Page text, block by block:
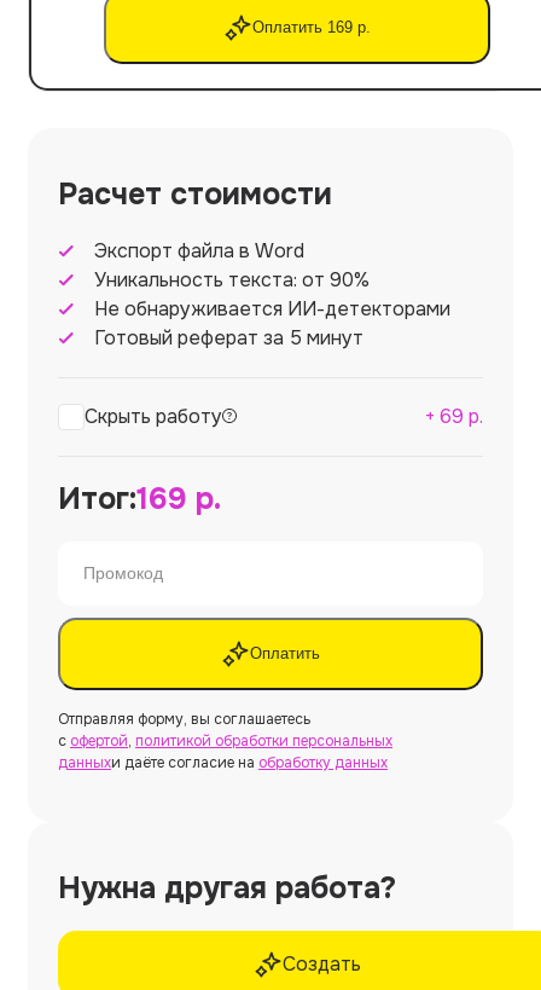
Оплатить 169 р.
Расчет стоимости
Экспорт файла в Word
Уникальность текста: от 90%
Не обнаруживается ИИ-детекторами
Готовый реферат за 5 минут
Скрыть работу + 69 р.
Итог:169 р.
Оплатить
Отправляя форму, вы соглашаетесь
с офертой, политикой обработки персональных
данныхи даёте согласие на обработку данных
Нужна другая работа?
Создать